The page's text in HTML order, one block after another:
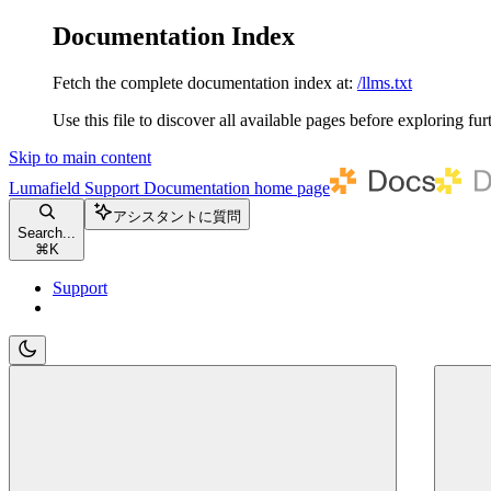
Documentation Index
Fetch the complete documentation index at: /llms.txt
Use this file to discover all available pages before exploring
Skip to main content
Lumafield Support Documentation home page
Search...
⌘ K
アシスタントに質問
Support